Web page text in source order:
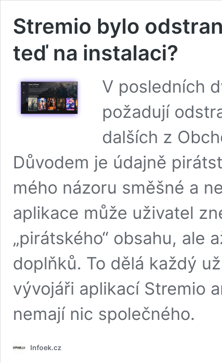
Stremio bylo
teď na instalaci?
V posledních
požadují
dalších z
Důvodem je údajně
mého názoru směšné a
aplikace může uživatel
„pirátského“ obsahu, ale
doplňků. To dělá každý
vývojáři aplikací Stremio
nemají nic společného.
Infoek.cz